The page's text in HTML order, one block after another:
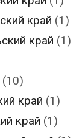
край (1)
край (1)
край (1)
край (1)